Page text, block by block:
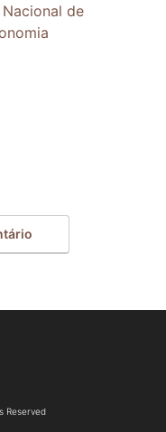
Nacional de
Reserved